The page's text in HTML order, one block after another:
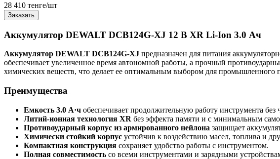
28 410 тенге/шт
Заказать
Аккумулятор DEWALT DCB124G-XJ 12 В XR Li-Ion 3.0 Ач
Аккумулятор DEWALT DCB124G-XJ предназначен для питания
обеспечивает увеличенное время автономной работы, а прочный
химических веществ, что делает ее оптимальным выбором для промышленного
Преимущества
Емкость 3.0 А·ч обеспечивает продолжительную работу инструмента без
Литий-ионная технология XR без эффекта памяти и с минимальным
Противоударный корпус из армированного нейлона защищает
Химически стойкий корпус устойчив к воздействию масел, топлива и
Компактная конструкция сохраняет удобство работы с инструментом.
Полная совместимость со всеми инструментами и зарядными